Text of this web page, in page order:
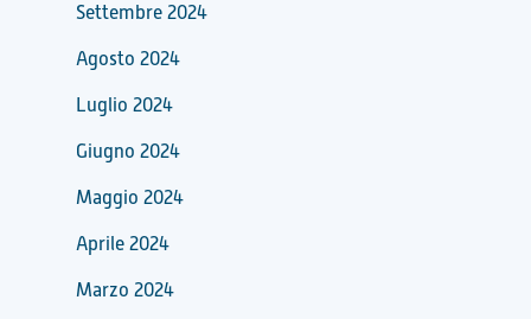
Settembre 2024
Agosto 2024
Luglio 2024
Giugno 2024
Maggio 2024
Aprile 2024
Marzo 2024